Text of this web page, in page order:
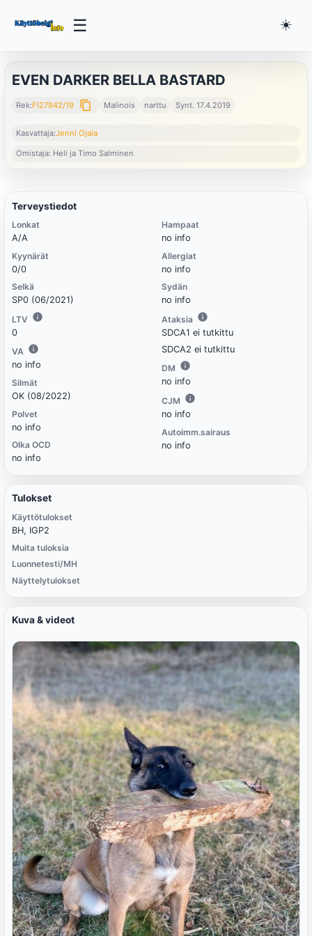
☰ ☀️
EVEN DARKER BELLA BASTARD
Rek:FI27942/19 content_copy Malinois narttu Synt. 17.4.2019
Kasvattaja:Jenni Ojala
Omistaja: Heli ja Timo Salminen
Terveystiedot
Lonkat
A/A
Kyynärät
0/0
Selkä
SP0 (06/2021)
LTV
0
VA
no info
Silmät
OK (08/2022)
Polvet
no info
Olka OCD
no info
Hampaat
no info
Allergiat
no info
Sydän
no info
Ataksia
SDCA1 ei tutkittu
SDCA2 ei tutkittu
DM
no info
CJM
no info
Autoimm.sairaus
no info
Tulokset
Käyttötulokset
BH, IGP2
Muita tuloksia
Luonnetesti/MH
Näyttelytulokset
Kuva & videot